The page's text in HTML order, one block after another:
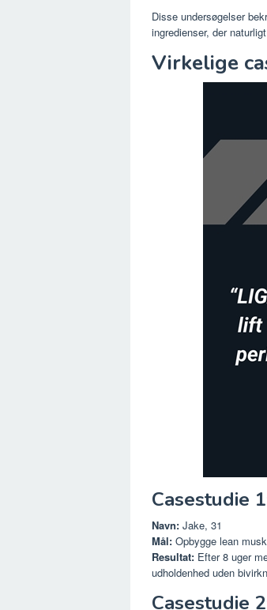
Disse undersøgelser
ingredienser, der
Virkelige
Casestudie
Navn: Jake, 31
Mål: Opbygge lean
Resultat: Efter 8 uger
udholdenhed uden
Casestudie